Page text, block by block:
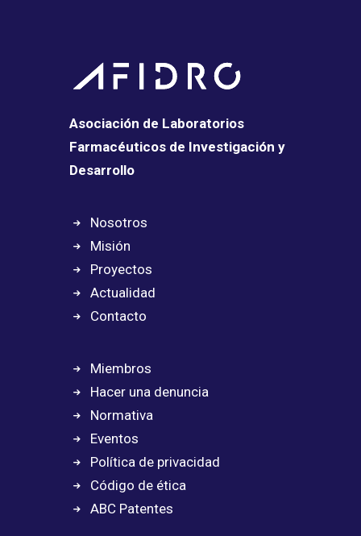
Asociación de Laboratorios
Farmacéuticos de Investigación y
Desarrollo
Nosotros
Misión
Proyectos
Actualidad
Contacto
Miembros
Hacer una denuncia
Normativa
Eventos
Política de privacidad
Código de ética
ABC Patentes